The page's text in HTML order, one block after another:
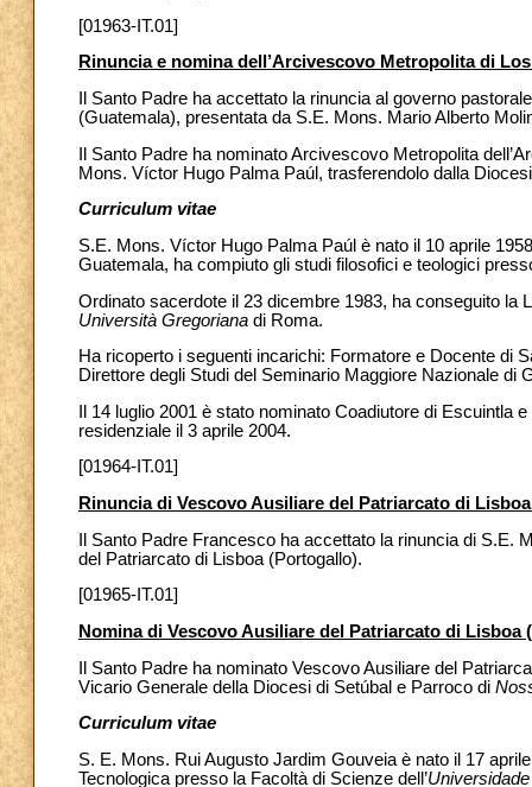
[01963-IT.01]
Rinuncia e nomina dell’Arcivescovo Metropolita di
Il Santo Padre ha accettato la rinuncia al governo
(Guatemala), presentata da S.E. Mons. Mario Alberto
Il Santo Padre ha nominato Arcivescovo Metropolita
Mons. Víctor Hugo Palma Paúl, trasferendolo dalla
Curriculum vitae
S.E. Mons. Víctor Hugo Palma Paúl è nato il 10 aprile
Guatemala, ha compiuto gli studi filosofici e teologici
Ordinato sacerdote il 23 dicembre 1983, ha conseguito la
Università Gregoriana di Roma.
Ha ricoperto i seguenti incarichi: Formatore e Docente di
Direttore degli Studi del Seminario Maggiore Nazionale di
Il 14 luglio 2001 è stato nominato Coadiutore di
residenziale il 3 aprile 2004.
[01964-IT.01]
Rinuncia di Vescovo Ausiliare del Patriarcato di
Il Santo Padre Francesco ha accettato la rinuncia di S.E.
del Patriarcato di Lisboa (Portogallo).
[01965-IT.01]
Nomina di Vescovo Ausiliare del Patriarcato di Lisboa
Il Santo Padre ha nominato Vescovo Ausiliare del
Vicario Generale della Diocesi di Setúbal e Parroco di
Curriculum vitae
S. E. Mons. Rui Augusto Jardim Gouveia è nato il 17
Tecnologica presso la Facoltà di Scienze dell’